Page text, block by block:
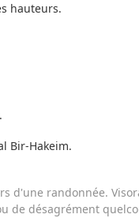
hauteurs.
Bir-Hakeim.
d'une randonnée.
de désagrément